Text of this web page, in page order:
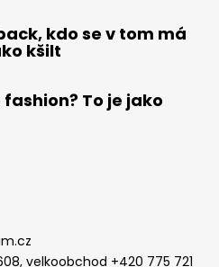
kdo se v tom má
kšilt
To je jako
velkoobchod +420 775 721